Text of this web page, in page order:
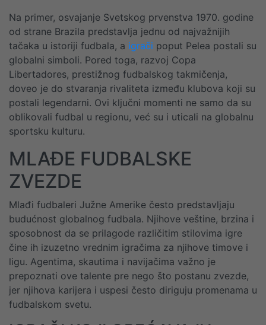
Na primer, osvajanje Svetskog prvenstva 1970. godine
od strane Brazila predstavlja jednu od najvažnijih
tačaka u istoriji fudbala, a igrači poput Pelea postali su
globalni simboli. Pored toga, razvoj Copa
Libertadores, prestižnog fudbalskog takmičenja,
doveo je do stvaranja rivaliteta između klubova koji su
postali legendarni. Ovi ključni momenti ne samo da su
oblikovali fudbal u regionu, već su i uticali na globalnu
sportsku kulturu.
MLAĐE FUDBALSKE
ZVEZDE
Mlađi fudbaleri Južne Amerike često predstavljaju
budućnost globalnog fudbala. Njihove veštine, brzina i
sposobnost da se prilagode različitim stilovima igre
čine ih izuzetno vrednim igračima za njihove timove i
ligu. Agentima, skautima i navijačima važno je
prepoznati ove talente pre nego što postanu zvezde,
jer njihova karijera i uspesi često diriguju promenama u
fudbalskom svetu.